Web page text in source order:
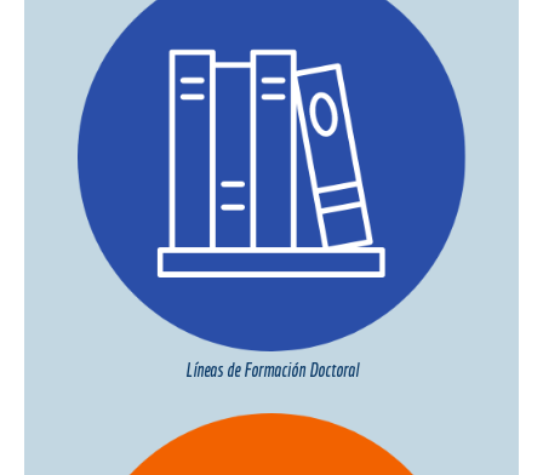
Líneas de Formación Doctoral